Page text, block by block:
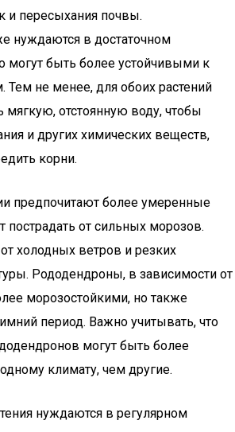
и пересыхания почвы.
нуждаются в достаточном
могут быть более устойчивыми к
не менее, для обоих растений
мягкую, отстоянную воду, чтобы
и других химических веществ,
корни.
предпочитают более умеренные
пострадать от сильных морозов.
холодных ветров и резких
Рододендроны, в зависимости от
морозостойкими, но также
период. Важно учитывать, что
могут быть более
климату, чем другие.
нуждаются в регулярном